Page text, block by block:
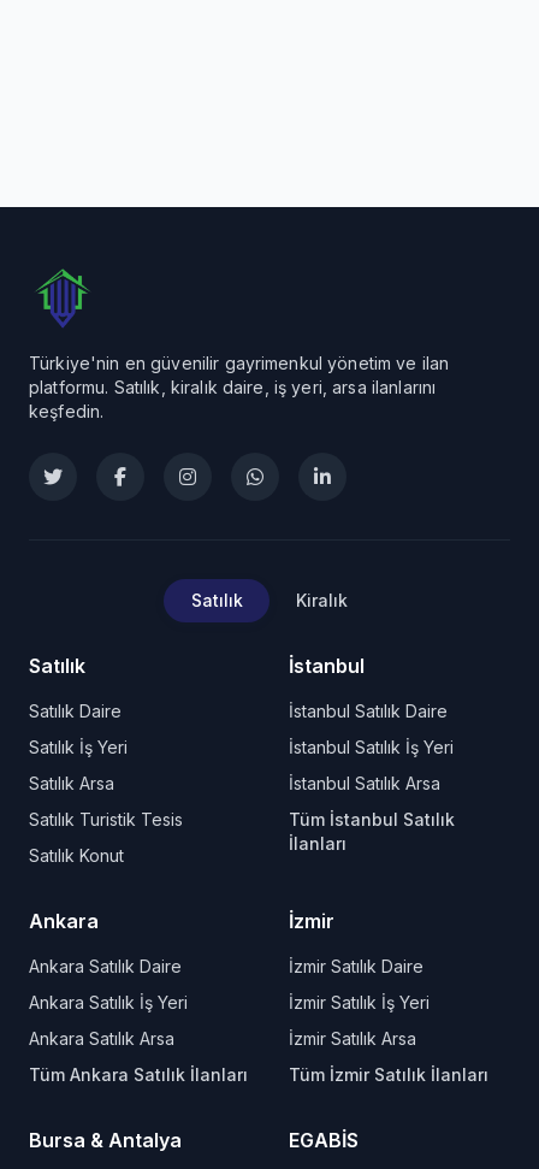
Türkiye'nin en güvenilir gayrimenkul yönetim ve ilan
platformu. Satılık, kiralık daire, iş yeri, arsa ilanlarını
keşfedin.
Satılık Kiralık
Satılık
Satılık Daire
Satılık İş Yeri
Satılık Arsa
Satılık Turistik Tesis
Satılık Konut
İstanbul
İstanbul Satılık Daire
İstanbul Satılık İş Yeri
İstanbul Satılık Arsa
Tüm İstanbul Satılık
İlanları
Ankara
Ankara Satılık Daire
Ankara Satılık İş Yeri
Ankara Satılık Arsa
Tüm Ankara Satılık İlanları
İzmir
İzmir Satılık Daire
İzmir Satılık İş Yeri
İzmir Satılık Arsa
Tüm İzmir Satılık İlanları
Bursa & Antalya EGABİS